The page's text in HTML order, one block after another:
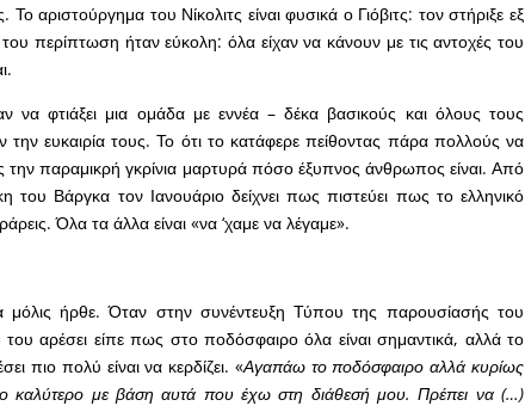
αριστούργημα του Νίκολιτς είναι φυσικά ο Γιόβιτς: τον στήριξε εξ
περίπτωση ήταν εύκολη: όλα είχαν να κάνουν με τις αντοχές του
να φτιάξει μια ομάδα με εννέα – δέκα βασικούς και όλους τους
την ευκαιρία τους. Το ότι το κατάφερε πείθοντας πάρα πολλούς να
την παραμικρή γκρίνια μαρτυρά πόσο έξυπνος άνθρωπος είναι. Από
του Βάργκα τον Ιανουάριο δείχνει πως πιστεύει πως το ελληνικό
Όλα τα άλλα είναι «να ‘χαμε να λέγαμε».
μόλις ήρθε. Όταν στην συνέντευξη Τύπου της παρουσίασής του
αρέσει είπε πως στο ποδόσφαιρο όλα είναι σημαντικά, αλλά το
πιο πολύ είναι να κερδίζει. «Αγαπάω το ποδόσφαιρο αλλά κυρίως
καλύτερο με βάση αυτά που έχω στη διάθεσή μου. Πρέπει να (…)